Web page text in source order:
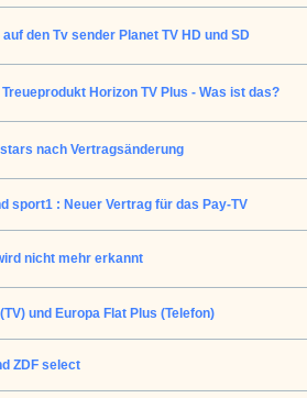
auf den Tv sender Planet TV HD und SD
Treueprodukt Horizon TV Plus - Was ist das?
nach Vertragsänderung
sport1 : Neuer Vertrag für das Pay-TV
nicht mehr erkannt
und Europa Flat Plus (Telefon)
ZDF select